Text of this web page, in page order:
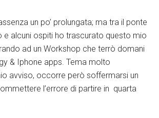
un po’ prolungata; ma tra il ponte
e alcuni ospiti ho trascurato questo mio
ad un Workshop che terrò domani
& Iphone apps. Tema molto
avviso, occorre però soffermarsi un
l’errore di partire in quarta